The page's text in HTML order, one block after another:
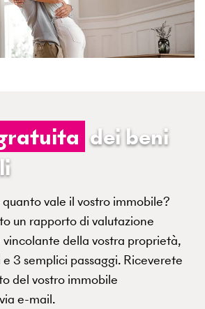
dei beni
vale il vostro immobile?
un rapporto di valutazione
della vostra proprietà,
3 semplici passaggi. Riceverete
del vostro immobile
e-mail.